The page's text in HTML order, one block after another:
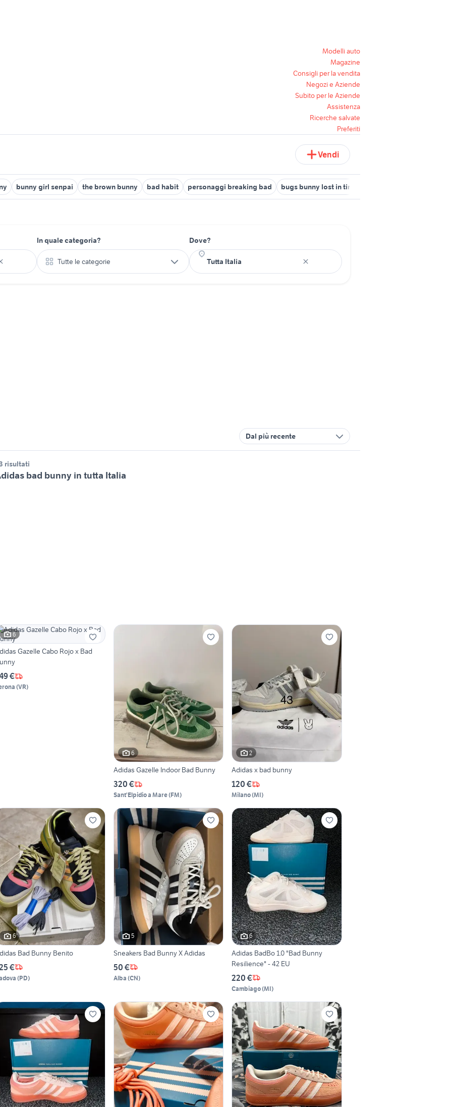
Modelli auto
Magazine
Consigli per la vendita
Negozi e Aziende
Subito per le Aziende
Assistenza
Ricerche salvate
Preferiti
Vendi
bunny girl senpai the brown bunny bad habit personaggi breaking bad bugs bunny lost in time
In quale categoria?
Tutte le categorie
Dove?
Dal più recente
risultati
bad bunny in tutta Italia
6
Gazelle Cabo Rojo x Bad
€
(VR)
6
Adidas Gazelle Indoor Bad Bunny
320 €
Sant'Elpidio a Mare(FM)
2
Adidas x bad bunny
120 €
Milano(MI)
6
Bad Bunny Benito
€
(PD)
5
Sneakers Bad Bunny X Adidas
50 €
Alba (CN)
6
Adidas BadBo 1.0 "Bad Bunny
Resilience" - 42 EU
220 €
Cambiago(MI)